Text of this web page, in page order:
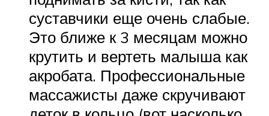
суставчики еще очень слабые.
Это ближе к 3 месяцам можно
крутить и вертеть малыша как
акробата. Профессиональные
массажисты даже скручивают